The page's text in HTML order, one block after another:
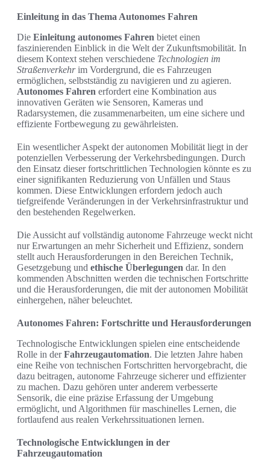
Einleitung in das Thema Autonomes Fahren
Die Einleitung autonomes Fahren bietet einen
faszinierenden Einblick in die Welt der Zukunftsmobilität. In
diesem Kontext stehen verschiedene Technologien im
Straßenverkehrim Vordergrund, die es Fahrzeugen
ermöglichen, selbstständig zu navigieren und zu agieren.
Autonomes Fahren erfordert eine Kombination aus
innovativen Geräten wie Sensoren, Kameras und
Radarsystemen, die zusammenarbeiten, um eine sichere und
effiziente Fortbewegung zu gewährleisten.
Ein wesentlicher Aspekt der autonomen Mobilität liegt in der
potenziellen Verbesserung der Verkehrsbedingungen. Durch
den Einsatz dieser fortschrittlichen Technologien könnte es zu
einer signifikanten Reduzierung von Unfällen und Staus
kommen. Diese Entwicklungen erfordern jedoch auch
tiefgreifende Veränderungen in der Verkehrsinfrastruktur und
den bestehenden Regelwerken.
Die Aussicht auf vollständig autonome Fahrzeuge weckt nicht
nur Erwartungen an mehr Sicherheit und Effizienz, sondern
stellt auch Herausforderungen in den Bereichen Technik,
Gesetzgebung und ethische Überlegungen dar. In den
kommenden Abschnitten werden die technischen Fortschritte
und die Herausforderungen, die mit der autonomen Mobilität
einhergehen, näher beleuchtet.
Autonomes Fahren: Fortschritte und Herausforderungen
Technologische Entwicklungen spielen eine entscheidende
Rolle in derFahrzeugautomation. Die letzten Jahre haben
eine Reihe von technischen Fortschritten hervorgebracht, die
dazu beitragen, autonome Fahrzeuge sicherer und effizienter
zu machen. Dazu gehören unter anderem verbesserte
Sensorik, die eine präzise Erfassung der Umgebung
ermöglicht, und Algorithmen für maschinelles Lernen, die
fortlaufend aus realen Verkehrssituationen lernen.
Technologische Entwicklungen in der
Fahrzeugautomation